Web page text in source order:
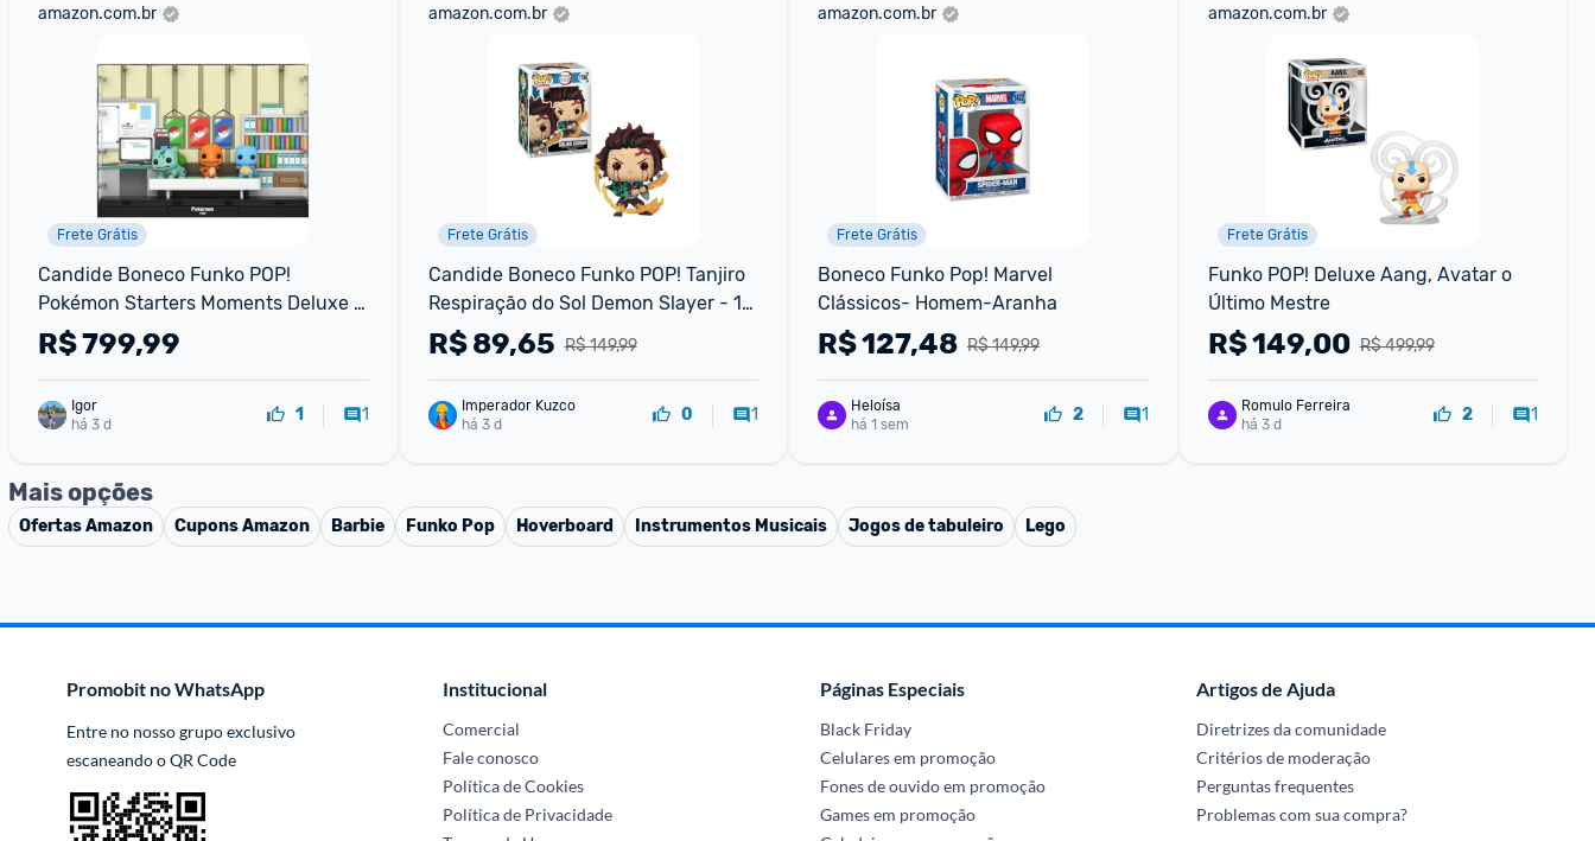
amazon.com.br
Frete Grátis
Candide Boneco Funko POP!
Pokémon Starters Moments Deluxe -
34 cm
R$799,99
Igor
há 3 d
1 1
amazon.com.br
Frete Grátis
Candide Boneco Funko POP! Tanjiro
Respiração do Sol Demon Slayer - 12
cm
R$ 149,99
R$89,65
Imperador Kuzco
há 3 d
0 1
amazon.com.br
Frete Grátis
Boneco Funko Pop! Marvel
Clássicos- Homem-Aranha
R$ 149,99
R$127,48
Heloísa
há 1 sem
2 1
amazon.com.br
Frete Grátis
Funko POP! Deluxe Aang, Avatar o
Último Mestre
R$ 499,99
R$149,00
Romulo Ferreira
há 3 d
2 1
Mais opções
OfertasAmazon CuponsAmazon Barbie Funko Pop Hoverboard Instrumentos Musicais Jogos de tabuleiro Lego
Promobit no WhatsApp
Entre no nosso grupo exclusivo
escaneando o QR Code
Institucional
Comercial
Fale conosco
Política de Cookies
Política de Privacidade
Páginas Especiais
Black Friday
Celulares em promoção
Fones de ouvido em promoção
Games em promoção
Artigos de Ajuda
Diretrizes da comunidade
Critérios de moderação
Perguntas frequentes
Problemas com sua compra?